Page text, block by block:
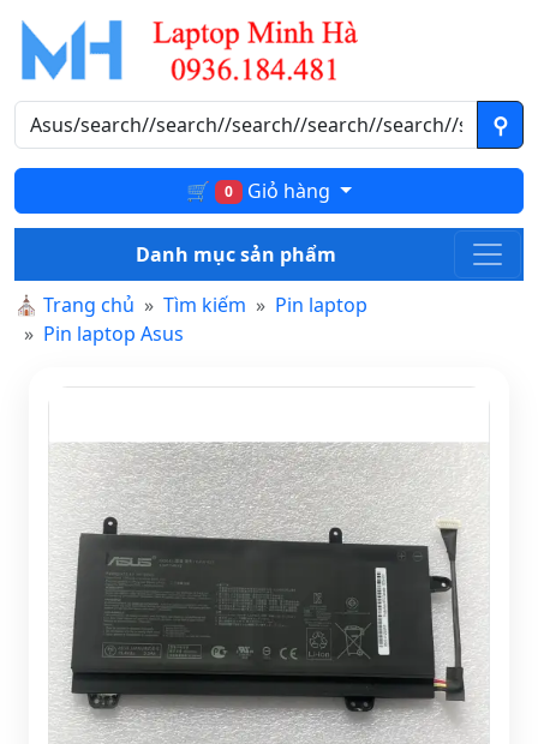
🛒 0 Giỏ hàng
Danh mục sản phẩm
⛪ Trang chủ Tìm kiếm
Pin laptop
Pin laptop Asus